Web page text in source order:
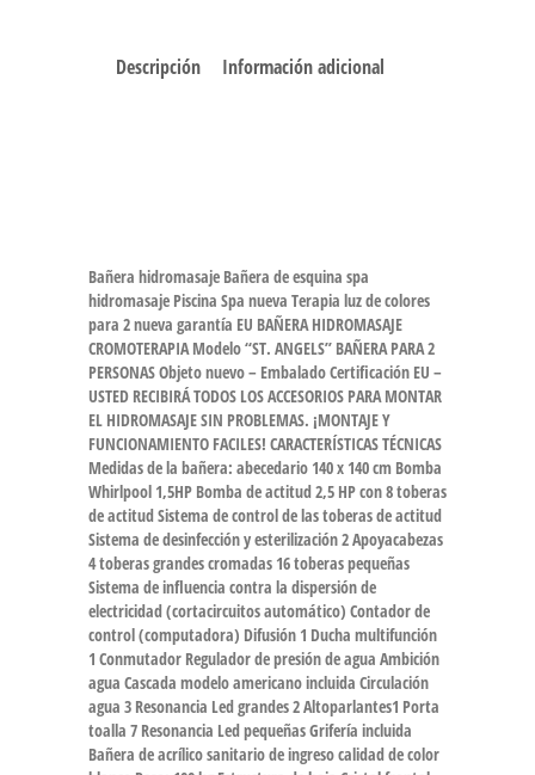
Descripción Información adicional
Bañera hidromasaje Bañera de esquina spa
hidromasaje Piscina Spa nueva Terapia luz de colores
para 2 nueva garantía EU BAÑERA HIDROMASAJE
CROMOTERAPIA Modelo “ST. ANGELS” BAÑERA PARA 2
PERSONAS Objeto nuevo – Embalado Certificación EU –
USTED RECIBIRÁ TODOS LOS ACCESORIOS PARA MONTAR
EL HIDROMASAJE SIN PROBLEMAS. ¡MONTAJE Y
FUNCIONAMIENTO FACILES! CARACTERÍSTICAS TÉCNICAS
Medidas de la bañera: abecedario 140 x 140 cm Bomba
Whirlpool 1,5HP Bomba de actitud 2,5 HP con 8 toberas
de actitud Sistema de control de las toberas de actitud
Sistema de desinfección y esterilización 2 Apoyacabezas
4 toberas grandes cromadas 16 toberas pequeñas
Sistema de influencia contra la dispersión de
electricidad (cortacircuitos automático) Contador de
control (computadora) Difusión 1 Ducha multifunción
1 Conmutador Regulador de presión de agua Ambición
agua Cascada modelo americano incluida Circulación
agua 3 Resonancia Led grandes 2 Altoparlantes1 Porta
toalla 7 Resonancia Led pequeñas Grifería incluida
Bañera de acrílico sanitario de ingreso calidad de color